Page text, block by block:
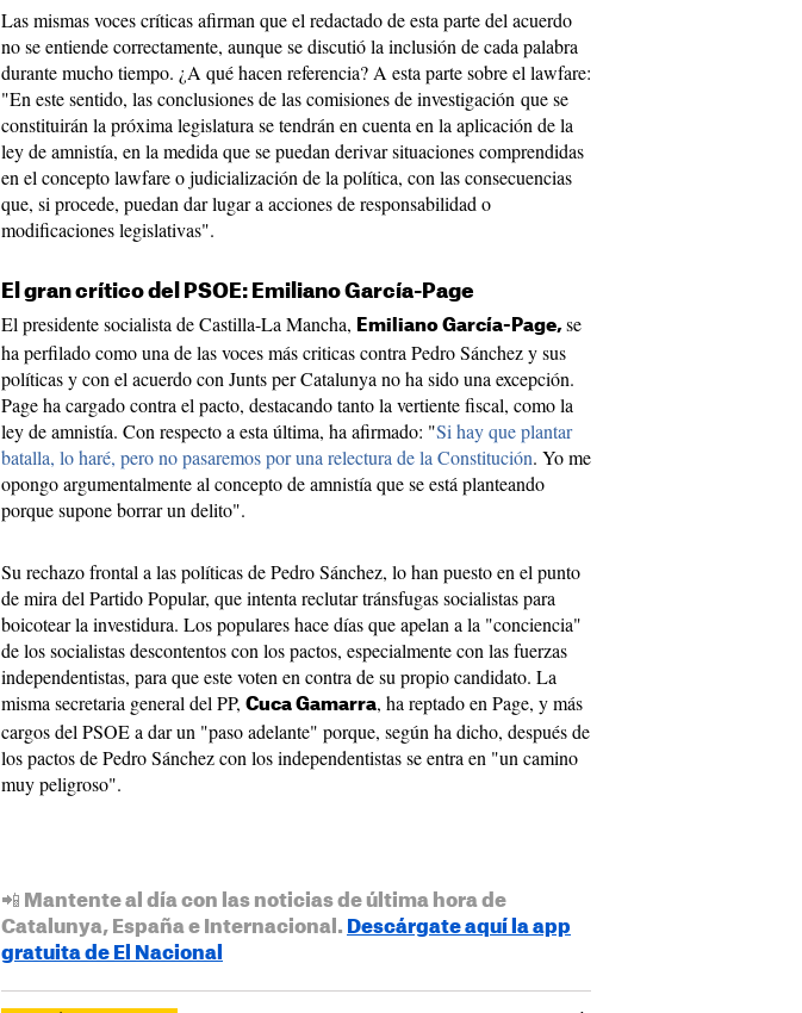
Las mismas voces críticas afirman que el redactado de esta parte del acuerdo
no se entiende correctamente, aunque se discutió la inclusión de cada palabra
durante mucho tiempo. ¿A qué hacen referencia? A esta parte sobre el lawfare:
"En este sentido, las conclusiones de las comisiones de investigación que se
constituirán la próxima legislatura se tendrán en cuenta en la aplicación de la
ley de amnistía, en la medida que se puedan derivar situaciones comprendidas
en el concepto lawfare o judicialización de la política, con las consecuencias
que, si procede, puedan dar lugar a acciones de responsabilidad o
modificaciones legislativas".
El gran crítico del PSOE: Emiliano García-Page
El presidente socialista de Castilla-La Mancha, Emiliano García-Page, se
ha perfilado como una de las voces más criticas contra Pedro Sánchez y sus
políticas y con el acuerdo con Junts per Catalunya no ha sido una excepción.
Page ha cargado contra el pacto, destacando tanto la vertiente fiscal, como la
ley de amnistía. Con respecto a esta última, ha afirmado: "Si hay que plantar
batalla, lo haré, pero no pasaremos por una relectura de la Constitución. Yo me
opongo argumentalmente al concepto de amnistía que se está planteando
porque supone borrar un delito".
Su rechazo frontal a las políticas de Pedro Sánchez, lo han puesto en el punto
de mira del Partido Popular, que intenta reclutar tránsfugas socialistas para
boicotear la investidura. Los populares hace días que apelan a la "conciencia"
de los socialistas descontentos con los pactos, especialmente con las fuerzas
independentistas, para que este voten en contra de su propio candidato. La
misma secretaria general del PP, Cuca Gamarra, ha reptado en Page, y más
cargos del PSOE a dar un "paso adelante" porque, según ha dicho, después de
los pactos de Pedro Sánchez con los independentistas se entra en "un camino
muy peligroso".
📲 Mantente al día con las noticias de última hora de
Catalunya, España e Internacional. Descárgate aquí la app
gratuita de El Nacional